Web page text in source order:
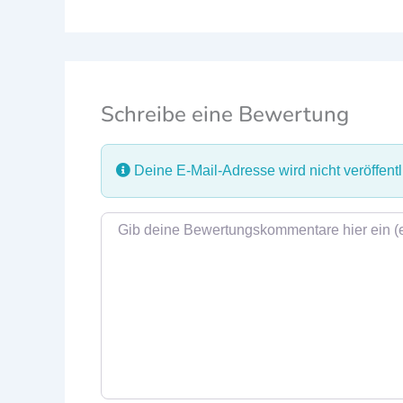
Schreibe eine Bewertung
Deine E-Mail-Adresse wird nicht
Rezensionstext